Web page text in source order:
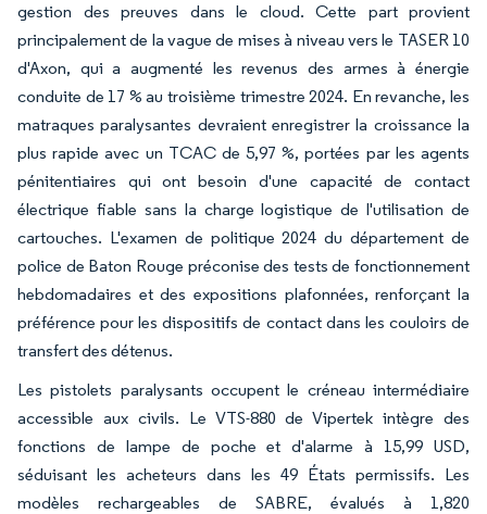
gestion des preuves dans le cloud. Cette part provient
principalement de la vague de mises à niveau vers le TASER 10
d'Axon, qui a augmenté les revenus des armes à énergie
conduite de 17 % au troisième trimestre 2024. En revanche, les
matraques paralysantes devraient enregistrer la croissance la
plus rapide avec un TCAC de 5,97 %, portées par les agents
pénitentiaires qui ont besoin d'une capacité de contact
électrique fiable sans la charge logistique de l'utilisation de
cartouches. L'examen de politique 2024 du département de
police de Baton Rouge préconise des tests de fonctionnement
hebdomadaires et des expositions plafonnées, renforçant la
préférence pour les dispositifs de contact dans les couloirs de
transfert des détenus.
Les pistolets paralysants occupent le créneau intermédiaire
accessible aux civils. Le VTS-880 de Vipertek intègre des
fonctions de lampe de poche et d'alarme à 15,99 USD,
séduisant les acheteurs dans les 49 États permissifs. Les
modèles rechargeables de SABRE, évalués à 1,820